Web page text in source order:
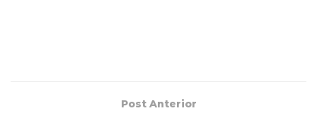
Post Anterior